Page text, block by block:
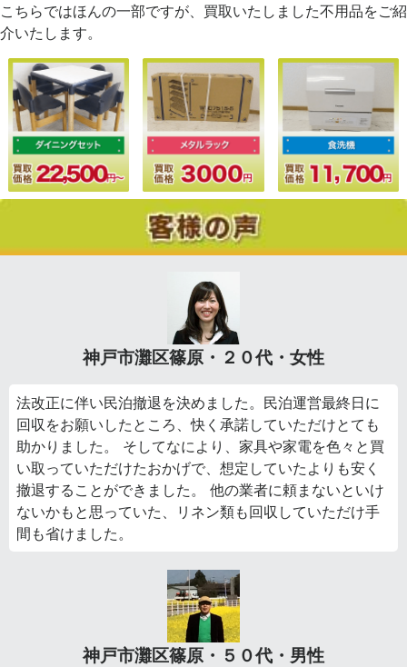
こちらではほんの一部ですが、買取いたしました不用品をご紹
介いたします。
神戸市灘区篠原・２０代・女性
法改正に伴い民泊撤退を決めました。民泊運営最終日に
回収をお願いしたところ、快く承諾していただけとても
助かりました。 そしてなにより、家具や家電を色々と買
い取っていただけたおかげで、想定していたよりも安く
撤退することができました。 他の業者に頼まないといけ
ないかもと思っていた、リネン類も回収していただけ手
間も省けました。
神戸市灘区篠原・５０代・男性